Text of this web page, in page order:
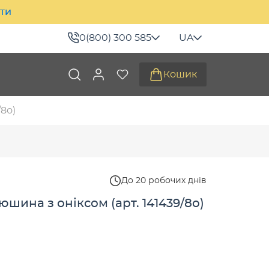
0(800) 300 585 UA
Кошик
До 20 робочих днів
з оніксом (арт. 141439/8о)